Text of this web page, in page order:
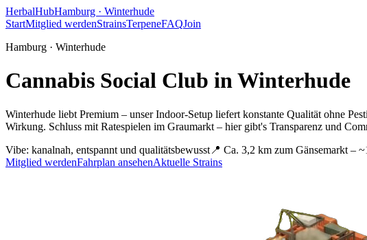
HerbalHubHamburg · Winterhude
StartMitglied werdenStrainsTerpeneFAQJoin
Hamburg · Winterhude
Cannabis Social Club inWinterhude
Winterhude liebt Premium – unser Indoor-Setup liefert konstante Qualität ohne
Wirkung. Schluss mit Ratespielen im Graumarkt – hier gibt's Transparenz und
Vibe: kanalnah, entspannt und qualitätsbewusst 📍 Ca. 3,2 km zum Gänsemarkt –
Mitglied werdenFahrplan ansehenAktuelle Strains